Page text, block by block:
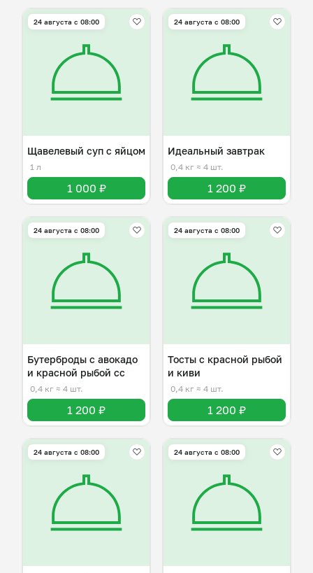
24 августа с 08:00
Щавелевый суп с яйцом
1 л
1 000 ₽
24 августа с 08:00
Идеальный завтрак
0,4 кг ≈ 4 шт.
1 200 ₽
24 августа с 08:00
Бутерброды с авокадо
и красной рыбой сс
0,4 кг ≈ 4 шт.
1 200 ₽
24 августа с 08:00
Тосты с красной рыбой
и киви
0,4 кг ≈ 4 шт.
1 200 ₽
24 августа с 08:00 24 августа с 08:00